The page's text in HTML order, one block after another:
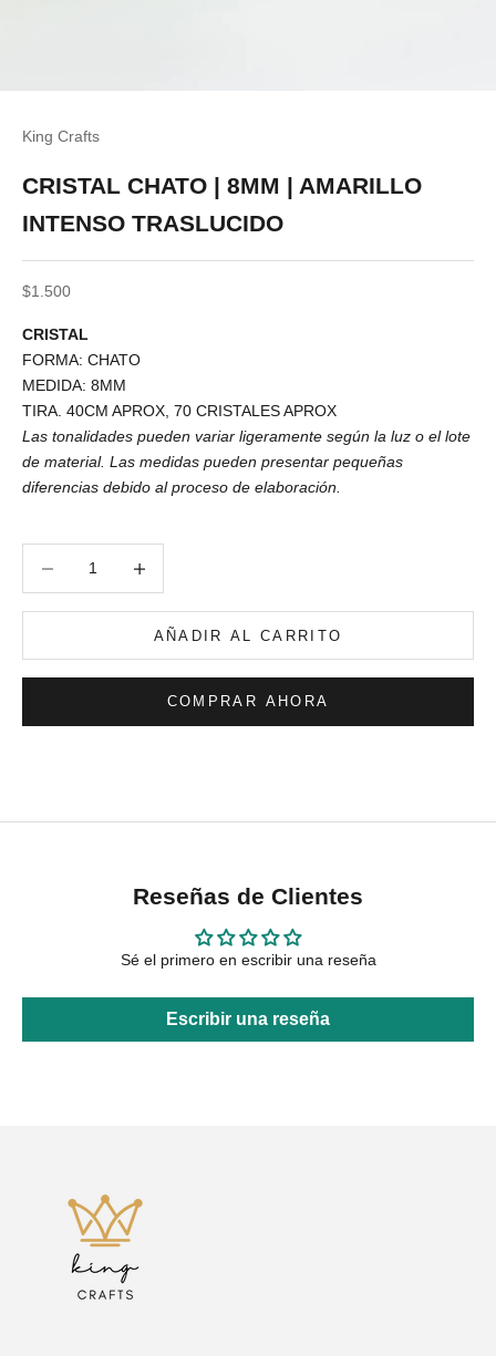
King Crafts
CRISTAL CHATO | 8MM | AMARILLO
INTENSO TRASLUCIDO
Precio de oferta
$1.500
CRISTAL
FORMA: CHATO
MEDIDA: 8MM
TIRA. 40CM APROX, 70 CRISTALES APROX
Las tonalidades pueden variar ligeramente según la luz o el lote
de material. Las medidas pueden presentar pequeñas
diferencias debido al proceso de elaboración.
AÑADIR AL CARRITO
COMPRAR AHORA
Reseñas de Clientes
Sé el primero en escribir una reseña
Escribir una reseña